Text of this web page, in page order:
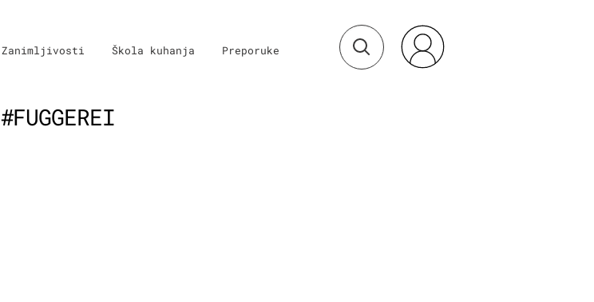
Zanimljivosti Škola kuhanja Preporuke
#FUGGEREI